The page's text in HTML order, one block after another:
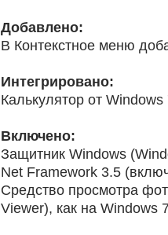
Добавлено:
В Контекстное меню
Интегрировано:
Калькулятор от Windows
Включено:
Защитник Windows
Net Framework 3.5
Средство просмотра
Viewer), как на Windows